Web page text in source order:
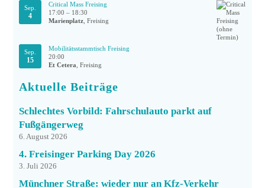
Sep.
4
Critical Mass Freising
17:00 – 18:30
Marienplatz , Freising
Sep.
15
Mobilitätsstammtisch Freising
20:00
Et Cetera , Freising
Aktuelle Beiträge
Schlechtes Vorbild: Fahrschulauto parkt auf
Fußgängerweg
6. August 2026
4. Freisinger Parking Day 2026
3. Juli 2026
Münchner Straße: wieder nur an Kfz-Verkehr